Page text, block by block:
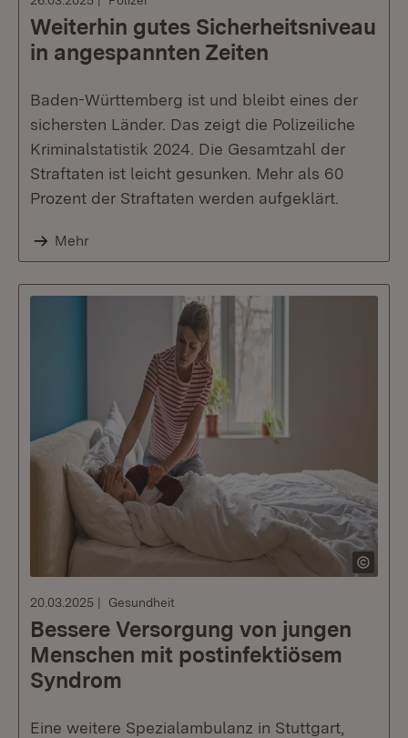
Weiterhin gutes Sicherheitsniveau
in angespannten Zeiten
Baden-Württemberg ist und bleibt eines der
sichersten Länder. Das zeigt die Polizeiliche
Kriminalstatistik 2024. Die Gesamtzahl der
Straftaten ist leicht gesunken. Mehr als 60
Prozent der Straftaten werden aufgeklärt.
Mehr
20.03.2025 Gesundheit
Bessere Versorgung von jungen
Menschen mit postinfektiösem
Syndrom
Eine weitere Spezialambulanz in Stuttgart,